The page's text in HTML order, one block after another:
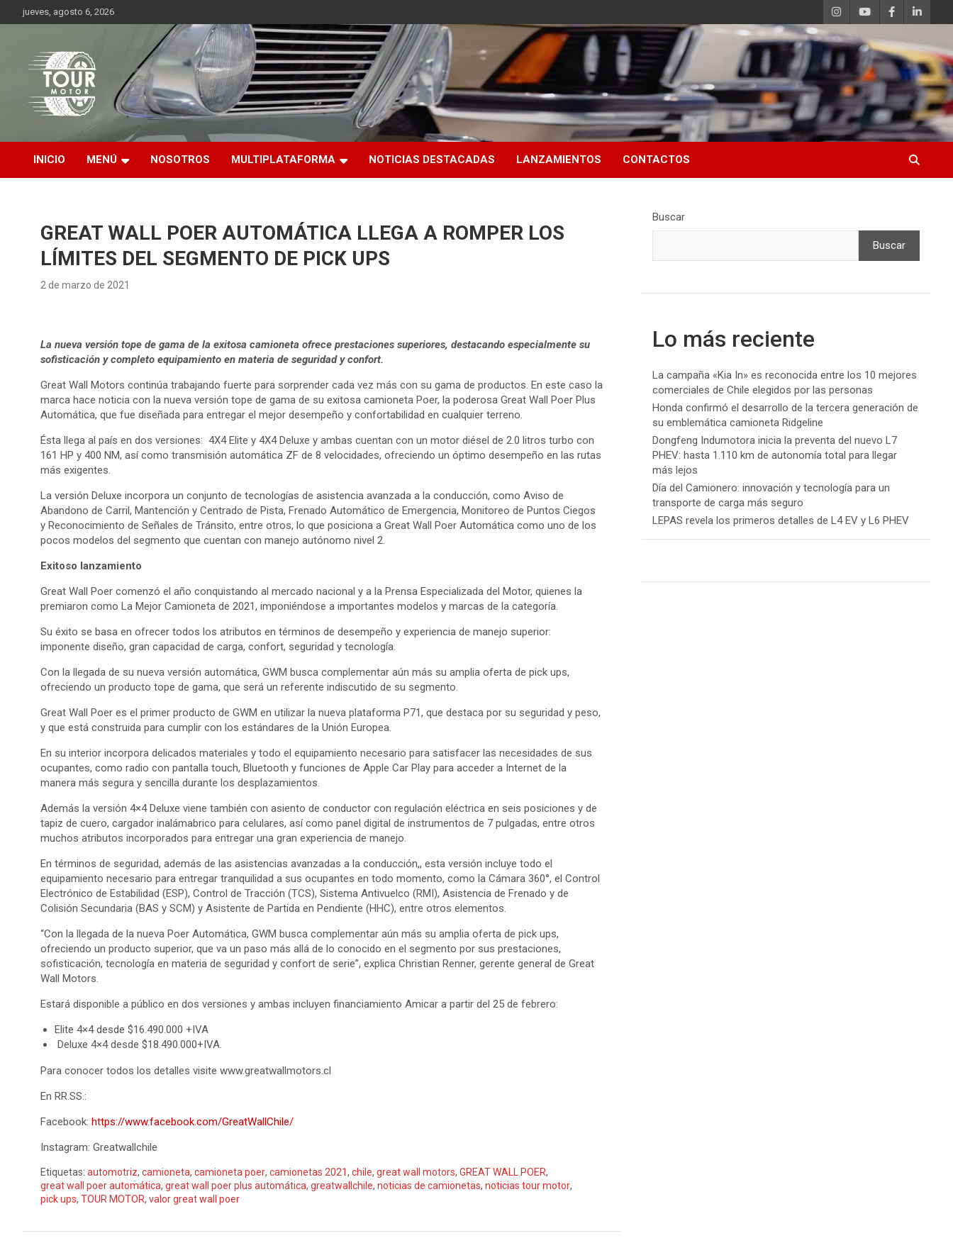
Saltar
al
jueves, agosto 6, 2026
Tour Motor
Plataforma de contenido audiovisual para el sector automotriz
INICIO MENÚ NOSOTROS MULTIPLATAFORMA NOTICIAS DESTACADAS LANZAMIENTOS CONTACTOS
GREAT WALL POER AUTOMÁTICA LLEGA A ROMPER LOS
LÍMITES DEL SEGMENTO DE PICK UPS
2 de marzo de 2021
La nueva versión tope de gama de la exitosa camioneta ofrece prestaciones superiores, destacando especialmente su
sofisticación y completo equipamiento en materia de seguridad y confort.
Great Wall Motors continúa trabajando fuerte para sorprender cada vez más con su gama de productos. En este caso la
marca hace noticia con la nueva versión tope de gama de su exitosa camioneta Poer, la poderosa Great Wall Poer Plus
Automática, que fue diseñada para entregar el mejor desempeño y confortabilidad en cualquier terreno.
Ésta llega al país en dos versiones: 4X4 Elite y 4X4 Deluxe y ambas cuentan con un motor diésel de 2.0 litros turbo con
161 HP y 400 NM, así como transmisión automática ZF de 8 velocidades, ofreciendo un óptimo desempeño en las rutas
más exigentes.
La versión Deluxe incorpora un conjunto de tecnologías de asistencia avanzada a la conducción, como Aviso de
Abandono de Carril, Mantención y Centrado de Pista, Frenado Automático de Emergencia, Monitoreo de Puntos Ciegos
y Reconocimiento de Señales de Tránsito, entre otros, lo que posiciona a Great Wall Poer Automática como uno de los
pocos modelos del segmento que cuentan con manejo autónomo nivel 2.
Exitoso lanzamiento
Great Wall Poer comenzó el año conquistando al mercado nacional y a la Prensa Especializada del Motor, quienes la
premiaron como La Mejor Camioneta de 2021, imponiéndose a importantes modelos y marcas de la categoría.
Su éxito se basa en ofrecer todos los atributos en términos de desempeño y experiencia de manejo superior:
imponente diseño, gran capacidad de carga, confort, seguridad y tecnología.
Con la llegada de su nueva versión automática, GWM busca complementar aún más su amplia oferta de pick ups,
ofreciendo un producto tope de gama, que será un referente indiscutido de su segmento.
Great Wall Poer es el primer producto de GWM en utilizar la nueva plataforma P71, que destaca por su seguridad y peso,
y que está construida para cumplir con los estándares de la Unión Europea.
En su interior incorpora delicados materiales y todo el equipamiento necesario para satisfacer las necesidades de sus
ocupantes, como radio con pantalla touch, Bluetooth y funciones de Apple Car Play para acceder a Internet de la
manera más segura y sencilla durante los desplazamientos.
Además la versión 4×4 Deluxe viene también con asiento de conductor con regulación eléctrica en seis posiciones y de
tapiz de cuero, cargador inalámabrico para celulares, así como panel digital de instrumentos de 7 pulgadas, entre otros
muchos atributos incorporados para entregar una gran experiencia de manejo.
En términos de seguridad, además de las asistencias avanzadas a la conducción,, esta versión incluye todo el
equipamiento necesario para entregar tranquilidad a sus ocupantes en todo momento, como la Cámara 360°, el Control
Electrónico de Estabilidad (ESP), Control de Tracción (TCS), Sistema Antivuelco (RMI), Asistencia de Frenado y de
Colisión Secundaria (BAS y SCM) y Asistente de Partida en Pendiente (HHC), entre otros elementos.
“Con la llegada de la nueva Poer Automática, GWM busca complementar aún más su amplia oferta de pick ups,
ofreciendo un producto superior, que va un paso más allá de lo conocido en el segmento por sus prestaciones,
sofisticación, tecnología en materia de seguridad y confort de serie”, explica Christian Renner, gerente general de Great
Wall Motors.
Estará disponible a público en dos versiones y ambas incluyen financiamiento Amicar a partir del 25 de febrero:
Elite 4×4 desde $16.490.000 +IVA
Deluxe 4×4 desde $18.490.000+IVA.
Para conocer todos los detalles visite www.greatwallmotors.cl
En RR.SS.:
Facebook: https://www.facebook.com/GreatWallChile/
Instagram: Greatwallchile
Etiquetas: automotriz, camioneta, camioneta poer, camionetas 2021, chile, great wall motors, GREAT WALL POER,
great wall poer automática, great wall poer plus automática, greatwallchile, noticias de camionetas, noticias tour motor,
pick ups, TOUR MOTOR, valor great wall poer
Buscar
Buscar
Lo más reciente
La campaña «Kia In» es reconocida entre los 10 mejores
comerciales de Chile elegidos por las personas
Honda confirmó el desarrollo de la tercera generación de
su emblemática camioneta Ridgeline
Dongfeng Indumotora inicia la preventa del nuevo L7
PHEV: hasta 1.110 km de autonomía total para llegar
más lejos
Día del Camionero: innovación y tecnología para un
transporte de carga más seguro
LEPAS revela los primeros detalles de L4 EV y L6 PHEV